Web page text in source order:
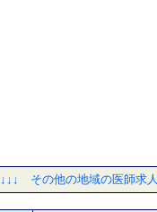
↓↓↓ その他の地域の医師求